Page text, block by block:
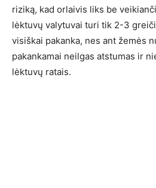
riziką, kad orlaivis liks be
lėktuvų valytuvai turi tik 2-3
visiškai pakanka, nes ant žemės
pakankamai neilgas atstumas ir
lėktuvų ratais.